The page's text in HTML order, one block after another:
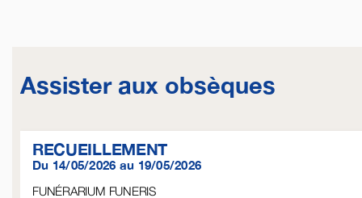
Assister aux obsèques
RECUEILLEMENT
Du 14/05/2026 au 19/05/2026
FUNÉRARIUM FUNERIS